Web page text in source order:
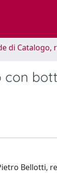
di
con
Bellotti,